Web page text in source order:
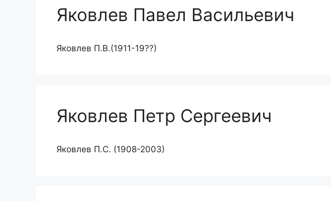
Яковлев Павел Васильевич
Яковлев П.В.(1911-19??)
Яковлев Петр Сергеевич
Яковлев П.С. (1908-2003)